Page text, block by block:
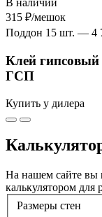
В наличии
315 ₽/мешок
Поддон 15 шт. — 4
Клей
ГСП
Купить у дилера
На нашем сайте вы
калькулятором для
Размеры стен